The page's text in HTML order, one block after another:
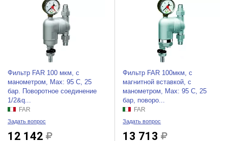
Фильтр FAR 100 мкм, с
манометром, Max: 95 C, 25
бар. Поворотное соединение
1/2&q...
FAR
Задать вопрос
12 142
Фильтр FAR 100мкм, с
магнитной вставкой, с
манометром, Max: 95 C, 25
бар, поворо...
FAR
Задать вопрос
13 713